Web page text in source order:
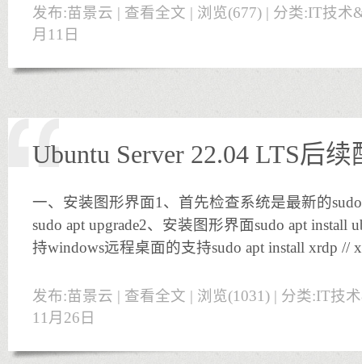
发布:苗景云 | 查看全文 | 浏览(677) | 分类:IT技术
月11日
Ubuntu Server 22.04 LTS后续
一、安装图形界面1、首先检查系统是最新的sudo
sudo apt upgrade2、安装图形界面sudo apt install
持windows远程桌面的支持sudo apt install
发布:苗景云 | 查看全文 | 浏览(1031) | 分类:IT技
11月26日